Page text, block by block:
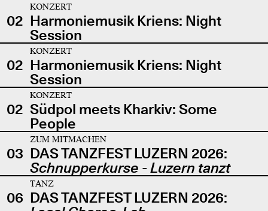
02
KONZERT
Harmoniemusik Kriens: Night
Session
02
KONZERT
Harmoniemusik Kriens: Night
Session
02
KONZERT
Südpol meets Kharkiv: Some
People
03
ZUM MITMACHEN
DAS TANZFEST LUZERN 2026:
Schnupperkurse - Luzern tanzt
06
TANZ
DAS TANZFEST LUZERN 2026: